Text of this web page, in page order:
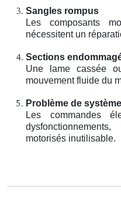
Sangles rompus
Les composants
nécessitent un
Sections
Une lame cassée
mouvement fluide du
Problème de
Les commandes
motorisés inutilisable.